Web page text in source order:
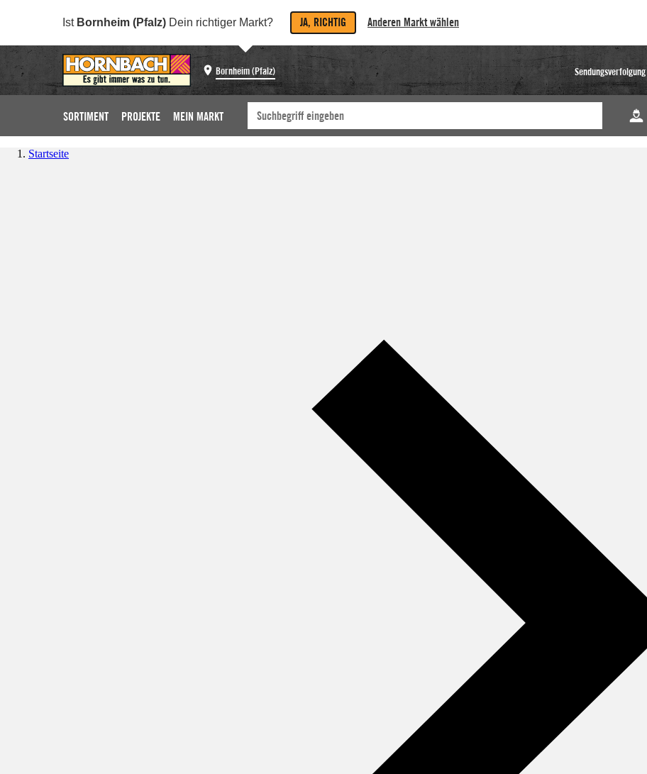
Ist Bornheim (Pfalz) Dein richtiger Markt? JA, RICHTIG Anderen Markt wählen
Bornheim (Pfalz) Sendungsverfolgung
SORTIMENT PROJEKTE MEIN MARKT
Startseite